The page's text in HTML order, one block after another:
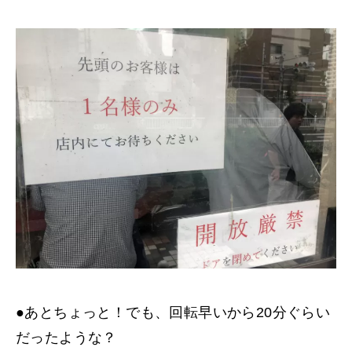
●あとちょっと！でも、回転早いから20分ぐらい
だったような？